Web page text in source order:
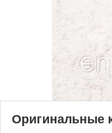
Оригинальные